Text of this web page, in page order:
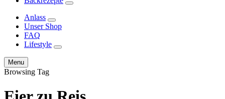
menuchild
expand
Anlass
expand
child
Unser Shop
FAQ
Lifestyle
expand
Search
Menu
Browsing Tag